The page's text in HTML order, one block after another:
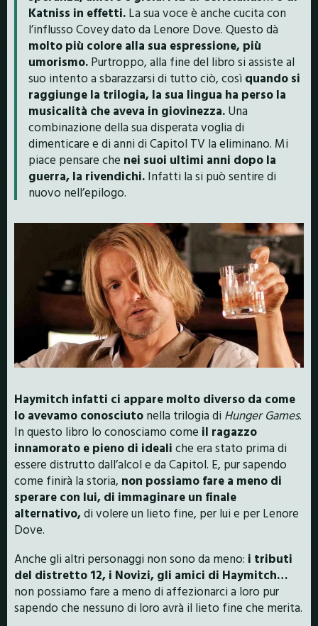
Katniss in effetti. La sua voce è anche cucita con
l’influsso Covey dato da Lenore Dove. Questo dà
molto più colore alla sua espressione, più
umorismo. Purtroppo, alla fine del libro si assiste al
suo intento a sbarazzarsi di tutto ciò, così quando si
raggiunge la trilogia, la sua lingua ha perso la
musicalità che aveva in giovinezza. Una
combinazione della sua disperata voglia di
dimenticare e di anni di Capitol TV la eliminano. Mi
piace pensare che nei suoi ultimi anni dopo la
guerra, la rivendichi. Infatti la si può sentire di
nuovo nell’epilogo.
Haymitch infatti ci appare molto diverso da come
lo avevamo conosciuto nella trilogia di Hunger Games.
In questo libro lo conosciamo come il ragazzo
innamorato e pieno di ideali che era stato prima di
essere distrutto dall’alcol e da Capitol. E, pur sapendo
come finirà la storia, non possiamo fare a meno di
sperare con lui, di immaginare un finale
alternativo,di volere un lieto fine, per lui e per Lenore
Dove.
Anche gli altri personaggi non sono da meno: i tributi
del distretto 12, i Novizi, gli amici di Haymitch…
non possiamo fare a meno di affezionarci a loro pur
sapendo che nessuno di loro avrà il lieto fine che merita.